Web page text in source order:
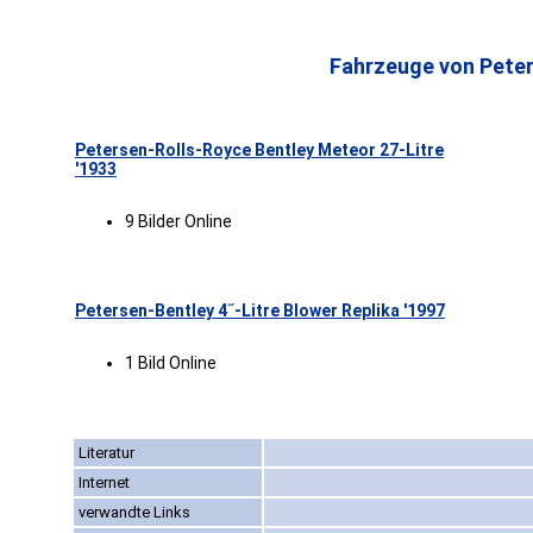
Fahrzeuge von
Petersen-Rolls-Royce Bentley Meteor 27-Litre
'1933
9 Bilder Online
Petersen-Bentley 4˝-Litre Blower Replika '1997
1 Bild Online
Literatur
Internet
verwandte Links